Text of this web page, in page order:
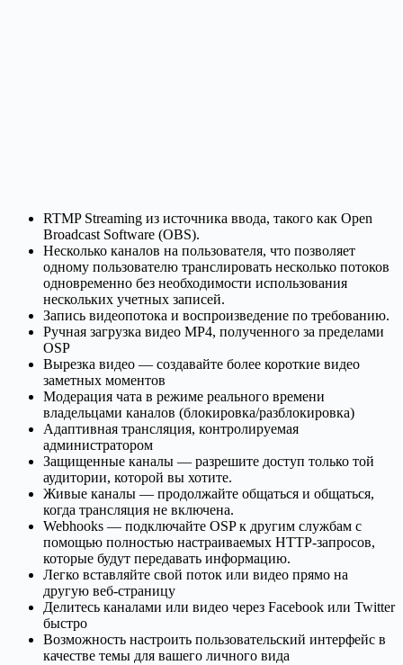
RTMP Streaming из источника ввода, такого как Open
Broadcast Software (OBS).
Несколько каналов на пользователя, что позволяет
одному пользователю транслировать несколько потоков
одновременно без необходимости использования
нескольких учетных записей.
Запись видеопотока и воспроизведение по требованию.
Ручная загрузка видео MP4, полученного за пределами
OSP
Вырезка видео — создавайте более короткие видео
заметных моментов
Модерация чата в режиме реального времени
владельцами каналов (блокировка/разблокировка)
Адаптивная трансляция, контролируемая
администратором
Защищенные каналы — разрешите доступ только той
аудитории, которой вы хотите.
Живые каналы — продолжайте общаться и общаться,
когда трансляция не включена.
Webhooks — подключайте OSP к другим службам с
помощью полностью настраиваемых HTTP-запросов,
которые будут передавать информацию.
Легко вставляйте свой поток или видео прямо на
другую веб-страницу
Делитесь каналами или видео через Facebook или Twitter
быстро
Возможность настроить пользовательский интерфейс в
качестве темы для вашего личного вида